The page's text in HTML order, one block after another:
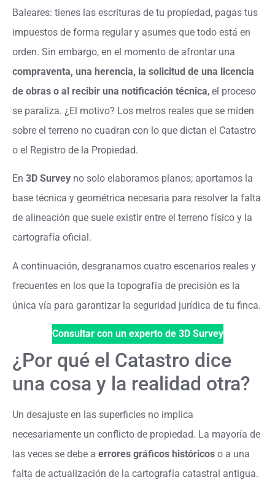
Baleares: tienes las escrituras de tu propiedad, pagas tus
impuestos de forma regular y asumes que todo está en
orden. Sin embargo, en el momento de afrontar una
compraventa, una herencia, la solicitud de una licencia
de obras o al recibir una notificación técnica, el proceso
se paraliza. ¿El motivo? Los metros reales que se miden
sobre el terreno no cuadran con lo que dictan el Catastro
o el Registro de la Propiedad.
En 3D Survey no solo elaboramos planos; aportamos la
base técnica y geométrica necesaria para resolver la falta
de alineación que suele existir entre el terreno físico y la
cartografía oficial.
A continuación, desgranamos cuatro escenarios reales y
frecuentes en los que la topografía de precisión es la
única vía para garantizar la seguridad jurídica de tu finca.
Consultar con un experto de 3D Survey
¿Por qué el Catastro dice
una cosa y la realidad otra?
Un desajuste en las superficies no implica
necesariamente un conflicto de propiedad. La mayoría de
las veces se debe a errores gráficos históricos o a una
falta de actualización de la cartografía catastral antigua.